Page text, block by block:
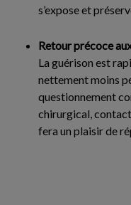
s’expose et
Retour précoce
La guérison est
nettement moins
questionnement
chirurgical,
fera un plaisir de